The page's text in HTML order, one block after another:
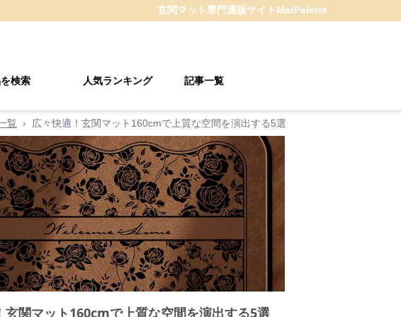
玄関マット専門通販サイト MatPalette
検索 人気ランキング 記事一覧
覧 › 広々快適！玄関マット160cmで上質な空間を演出する5選
玄関マット160cmで上質な空間を演出する5選